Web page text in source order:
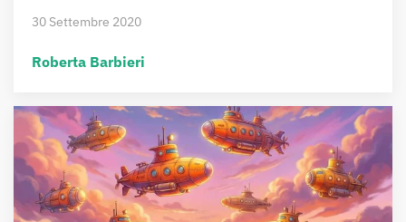
30 Settembre 2020
Roberta Barbieri